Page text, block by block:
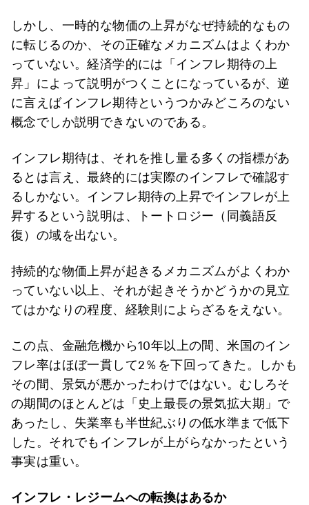
しかし、一時的な物価の上昇がなぜ持続的なもの
に転じるのか、その正確なメカニズムはよくわか
っていない。経済学的には「インフレ期待の上
昇」によって説明がつくことになっているが、逆
に言えばインフレ期待というつかみどころのない
概念でしか説明できないのである。
インフレ期待は、それを推し量る多くの指標があ
るとは言え、最終的には実際のインフレで確認す
るしかない。インフレ期待の上昇でインフレが上
昇するという説明は、トートロジー（同義語反
復）の域を出ない。
持続的な物価上昇が起きるメカニズムがよくわか
っていない以上、それが起きそうかどうかの見立
てはかなりの程度、経験則によらざるをえない。
この点、金融危機から10年以上の間、米国のイン
フレ率はほぼ一貫して2％を下回ってきた。しかも
その間、景気が悪かったわけではない。むしろそ
の期間のほとんどは「史上最長の景気拡大期」で
あったし、失業率も半世紀ぶりの低水準まで低下
した。それでもインフレが上がらなかったという
事実は重い。
インフレ・レジームへの転換はあるか